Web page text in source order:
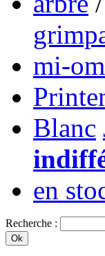
mi-
Blanc
en
Recherche :